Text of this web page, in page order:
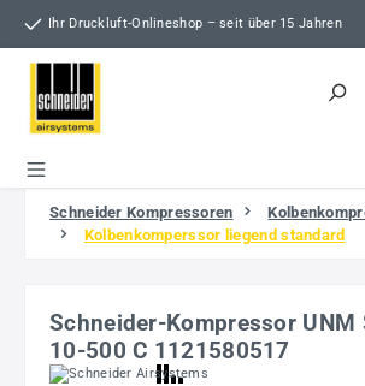
Zum Hauptinhalt springen
Ihr Druckluft-Onlineshop – seit über 15 Jahren
Schneider Kompressoren
Kolbenkomperssor liegend standard
Schneider-Kompressor UNM
10-500 C 1121580517